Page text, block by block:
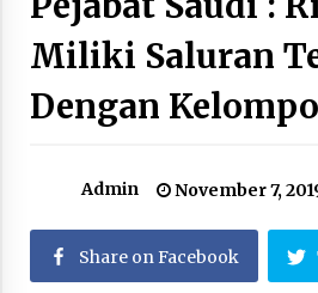
Pakistan dan Turki
Abdul El-Sayed,
Untuk Menjadi
Setelah Zohran
August 7, 2026
Miliki Saluran
Dengan
Admin November 7,
Share on Facebook